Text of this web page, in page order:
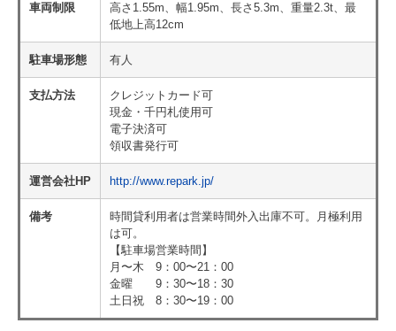
車両制限
高さ1.55m、幅1.95m、長さ5.3m、重量2.3t、最
低地上高12cm
駐車場形態 有人
支払方法
クレジットカード可
現金・千円札使用可
電子決済可
領収書発行可
運営会社HP http://www.repark.jp/
備考
時間貸利用者は営業時間外入出庫不可。月極利用
は可。
【駐車場営業時間】
月〜木 9：00〜21：00
金曜 9：30〜18：30
土日祝 8：30〜19：00